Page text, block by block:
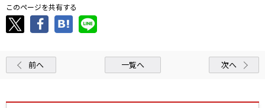
このページを共有する
前へ 一覧へ 次へ